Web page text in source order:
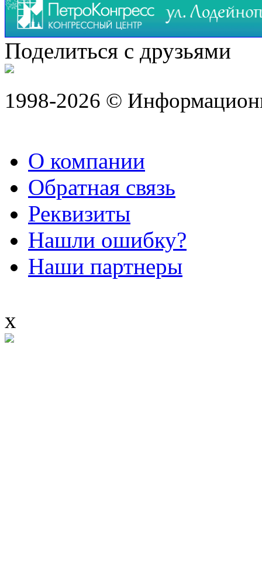
Поделиться с друзьями
1998-2026 ©
О компании
Обратная связь
Реквизиты
Нашли ошибку?
Наши партнеры
x